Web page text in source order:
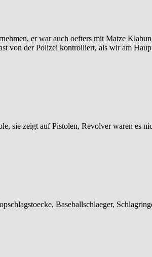
er war auch oefters mit Matze
von der Polizei kontrolliert, als wir am
sie zeigt auf Pistolen, Revolver waren es
Baseballschlaeger,